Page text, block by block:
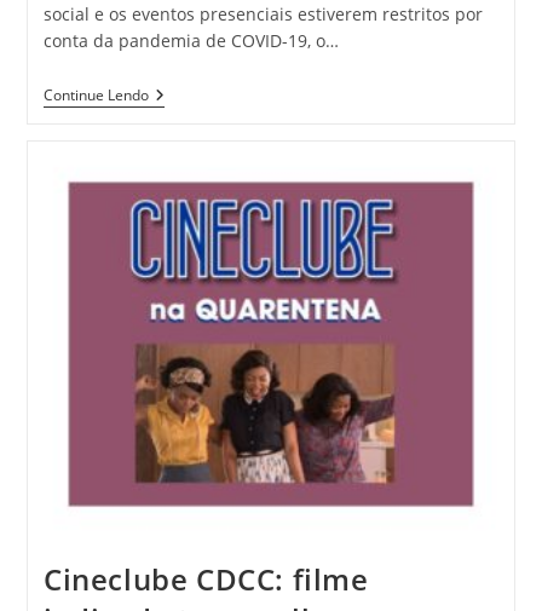
social e os eventos presenciais estiverem restritos por
conta da pandemia de COVID-19, o…
Continue Lendo
Cineclube CDCC: filme